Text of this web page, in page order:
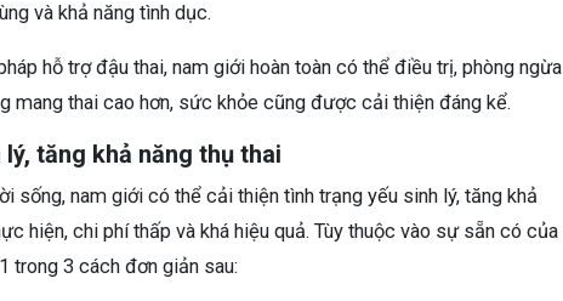
và khả năng tình dục.
hỗ trợ đậu thai, nam giới hoàn toàn có thể điều trị, phòng ngừa
mang thai cao hơn, sức khỏe cũng được cải thiện đáng kể.
tăng khả năng thụ thai
sống, nam giới có thể cải thiện tình trạng yếu sinh lý, tăng khả
hiện, chi phí thấp và khá hiệu quả. Tùy thuộc vào sự sẵn có của
trong 3 cách đơn giản sau: